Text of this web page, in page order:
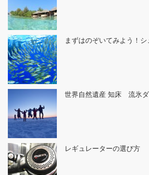
まずはのぞいてみよう！
世界自然遺産 知床 流氷
レギュレーターの選び方